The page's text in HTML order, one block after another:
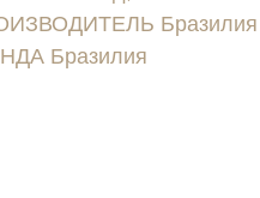
Бразилия
Бразилия